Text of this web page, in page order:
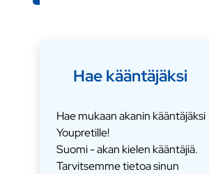
Hae kääntäjäksi
Hae mukaan akanin kääntäjäksi
Youpretille!
Suomi - akan kielen kääntäjiä.
Tarvitsemme tietoa sinun